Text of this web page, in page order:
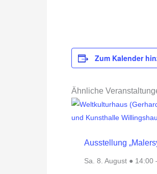
Zum Kalender
Ähnliche
Ausstellung
Sa. 8. August ● 14:00